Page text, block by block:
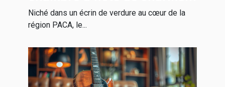
incontournable en région
PACA
Niché dans un écrin de verdure au cœur de la
région PACA, le...